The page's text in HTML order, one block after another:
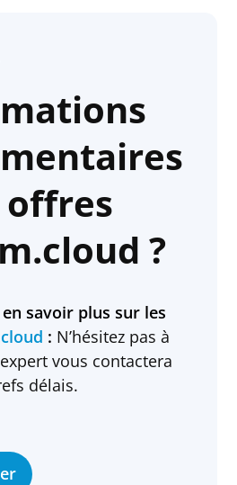
offres
?
savoir plus sur les
cloud : N’hésitez pas à
vous contactera
délais.